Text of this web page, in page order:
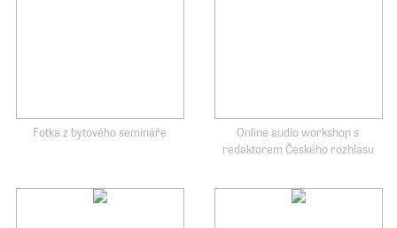
Fotka z bytového semináře
Online audio workshop s
redaktorem Českého rozhlasu